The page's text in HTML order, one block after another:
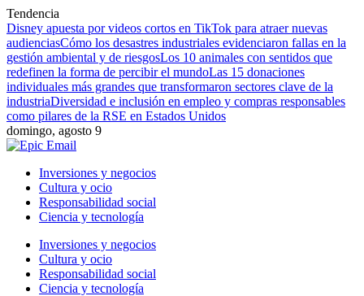
Tendencia
Disney apuesta por videos cortos en TikTok para atraer nuevas
audienciasCómo los desastres industriales evidenciaron fallas en la
gestión ambiental y de riesgosLos 10 animales con sentidos que
redefinen la forma de percibir el mundoLas 15 donaciones
individuales más grandes que transformaron sectores clave de la
industriaDiversidad e inclusión en empleo y compras responsables
como pilares de la RSE en Estados Unidos
domingo, agosto 9
Inversiones y negocios
Cultura y ocio
Responsabilidad social
Ciencia y tecnología
Inversiones y negocios
Cultura y ocio
Responsabilidad social
Ciencia y tecnología